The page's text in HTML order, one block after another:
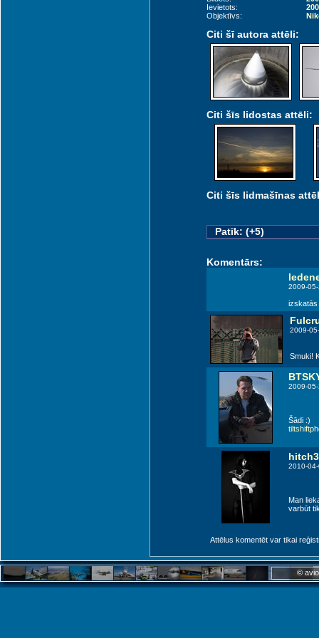
Ievietots:
Objektīvs:
Citi šī autora attēli:
Citi šīs lidostas attēli:
Citi šīs lidmašīnas
Patīk: (+5)
Komentārs:
2009-
izskatās
2009-
Smuki!
2009-
Šādi :)
2010-
Man
varbūt
Attēlus komentēt var tikai
©